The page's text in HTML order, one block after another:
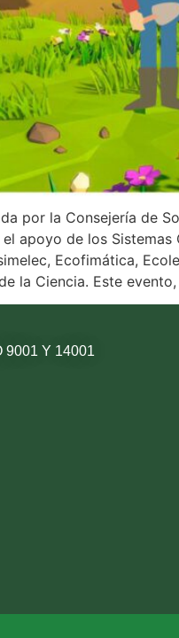
por la Consejería de
apoyo de los
Ecofimática,
la Ciencia. Este
9001 Y 14001